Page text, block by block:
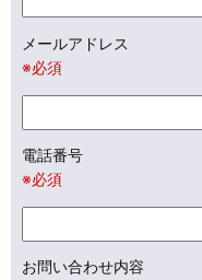
メールアドレス
※必須
電話番号
※必須
お問い合わせ内容